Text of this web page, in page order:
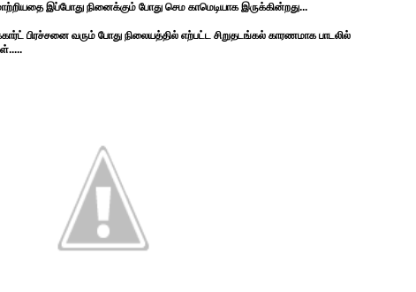
இப்போது நினைக்கும் போது செம காமெடியாக இருக்கின்றது...
பிரச்சனை வரும் போது நிலையத்தில் எற்பட்ட சிறுதடங்கல் காரணமாக பாடலில்